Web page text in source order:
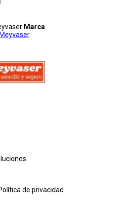
Marca
Meyvaser
de privacidad